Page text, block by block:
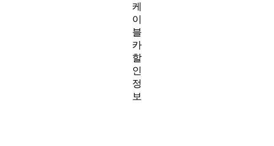
케
이
블
카
할
인
정
보